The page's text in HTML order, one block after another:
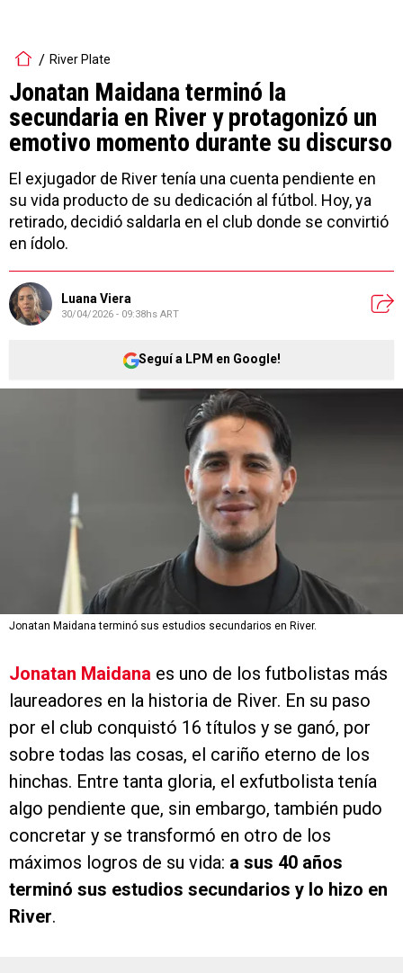
River Plate
Jonatan Maidana terminó la
secundaria en River y protagonizó un
emotivo momento durante su discurso
El exjugador de River tenía una cuenta pendiente en
su vida producto de su dedicación al fútbol. Hoy, ya
retirado, decidió saldarla en el club donde se convirtió
en ídolo.
Luana Viera
30/04/2026 - 09:38hs ART
Seguí a LPM en Google!
Jonatan Maidana terminó sus estudios secundarios en River.
Jonatan Maidana es uno de los futbolistas más
laureadores en la historia de River. En su paso
por el club conquistó 16 títulos y se ganó, por
sobre todas las cosas, el cariño eterno de los
hinchas. Entre tanta gloria, el exfutbolista tenía
algo pendiente que, sin embargo, también pudo
concretar y se transformó en otro de los
máximos logros de su vida: a sus 40 años
terminó sus estudios secundarios y lo hizo en
River.